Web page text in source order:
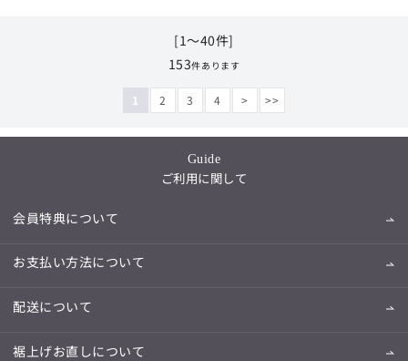
[1～40件]
153件あります
1 2 3 4 > >>
Guide
ご利用に関して
会員特典について
お支払い方法について
配送について
裾上げお直しについて